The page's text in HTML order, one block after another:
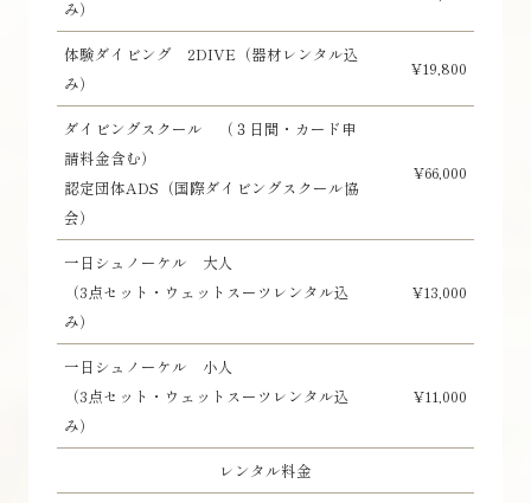
み）
体験ダイビング 2DIVE（器材レンタル込
み）
¥19,800
ダイビングスクール （３日間・カード申
請料金含む）
認定団体ADS（国際ダイビングスクール協
会）
¥66,000
一日シュノーケル 大人
（3点セット・ウェットスーツレンタル込
み）
¥13,000
一日シュノーケル 小人
（3点セット・ウェットスーツレンタル込
み）
¥11,000
レンタル料金